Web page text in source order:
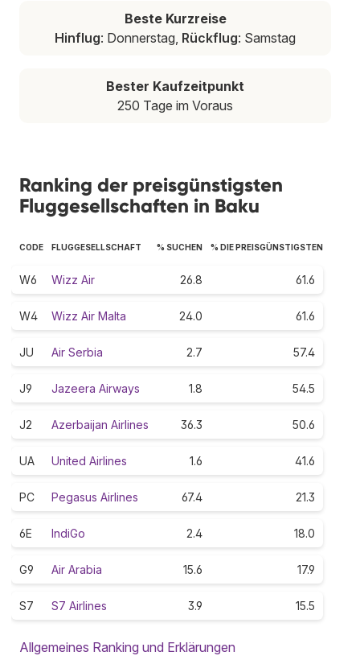
Beste Kurzreise
Hinflug: Donnerstag, Rückflug: Samstag
Bester Kaufzeitpunkt
250 Tage im Voraus
Ranking der preisgünstigsten
Fluggesellschaften in Baku
CODE FLUGGESELLSCHAFT % SUCHEN % DIE PREISGÜNSTIGSTEN
W6 Wizz Air 26.8 61.6
W4 Wizz Air Malta 24.0 61.6
JU Air Serbia 2.7 57.4
J9 Jazeera Airways 1.8 54.5
J2 Azerbaijan Airlines 36.3 50.6
UA United Airlines 1.6 41.6
PC Pegasus Airlines 67.4 21.3
6E IndiGo 2.4 18.0
G9 Air Arabia 15.6 17.9
S7 S7 Airlines 3.9 15.5
Allgemeines Ranking und Erklärungen